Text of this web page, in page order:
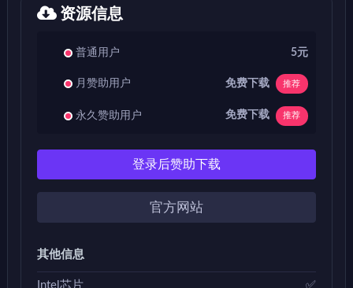
资源信息
普通用户 5元
月赞助用户 免费下载 推荐
永久赞助用户 免费下载 推荐
登录后赞助下载
官方网站
其他信息
Intel芯片 ✅